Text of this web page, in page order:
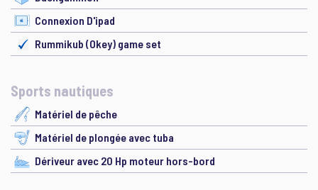
Connexion D'ipad
Rummikub (Okey) game set
Sports nautiques
Matériel de pêche
Matériel de plongée avec tuba
Dériveur avec 20 Hp moteur hors-bord